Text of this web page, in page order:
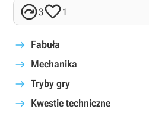
31
Fabuła
Mechanika
Tryby gry
Kwestie techniczne